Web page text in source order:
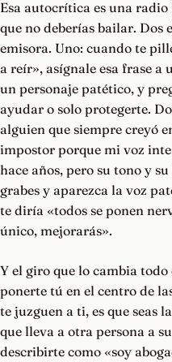
Esa autocrítica es una
que no deberías bailar. Dos
emisora. Uno: cuando te
a reír», asígnale esa frase a
un personaje patético, y
ayudar o solo protegerte.
alguien que siempre creyó
impostor porque mi voz
hace años, pero su tono y
grabes y aparezca la voz
te diría «todos se ponen
único, mejorarás».
Y el giro que lo cambia
ponerte tú en el centro de
te juzguen a ti, es que seas
que lleva a otra persona a
describirte como «soy